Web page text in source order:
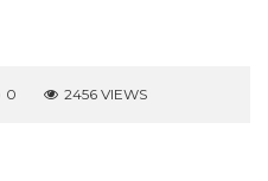
0 2456 VIEWS